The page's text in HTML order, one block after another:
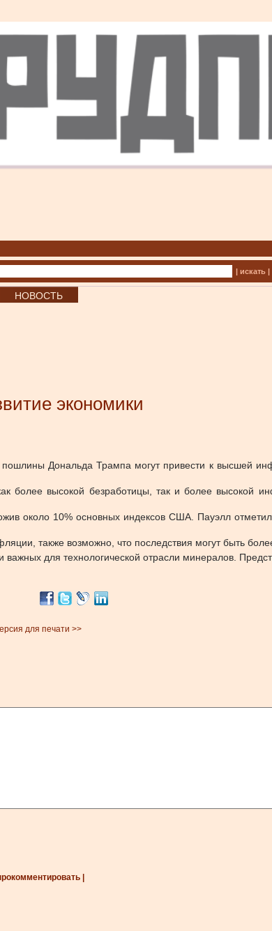
| искать |
НОВОСТЬ
экономики
Дональда Трампа могут привести к высшей
более высокой безработицы, так и более высокой
около 10% основных индексов США. Пауэлл
также возможно, что последствия могут быть
для технологической отрасли минералов.
для печати >>
|